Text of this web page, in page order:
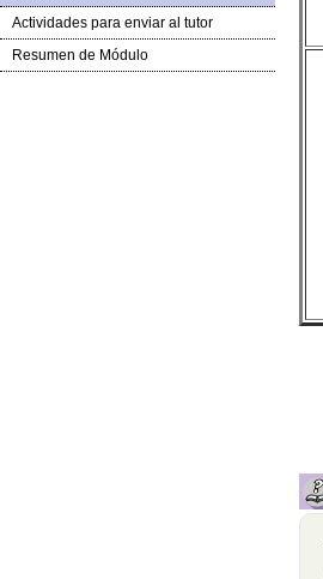
Actividades para enviar al tutor
Resumen de Módulo